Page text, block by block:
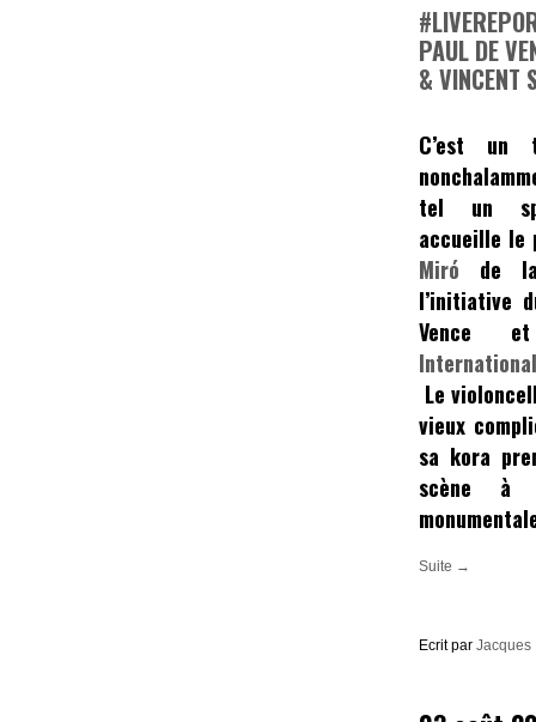
PAUL DE
& VINCENT
C’est un
tel un
accueille le
Miró de
l’initiative
Vence
Le
vieux
sa kora
scène à
Suite →
Ecrit par Jacques